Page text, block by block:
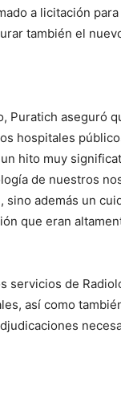
a licitación
también el
Puratich aseguró
hospitales
hito muy
de nuestros
sino además un
que eran
servicios de
así como